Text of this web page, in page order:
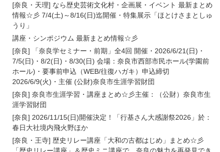
[奈良・天理] なら歴史芸術文化村・企画展・イベント 最新まとめ
情報☆彡 7/4(土)～8/16(日)迄開催・特集展示「ほとけさまとしゅ
うり」
講座・シンポジウム 最新まとめ情報☆彡
[奈良] 「奈良学セミナー・前期」全4回 開催・2026/6/21(日)・
7/5(日)・8/2(日)・8/30(日) 会場：奈良市西部市民ホール(学園前
ホール)・要事前申込（WEB/往復ハガキ）申込締切
2026/6/9(火)・主催 (公財)奈良市生涯学習財団
[奈良] 奈良市生涯学習・講座まとめ☆彡主催：（公財）奈良市生
涯学習財団
[奈良] 2026/11/15(日)開催決定！「行基さん大感謝祭2026」於：
春日大社境内飛火野ほか
[奈良・王寺] 歴史リレー講座「大和の古都はじめ」まとめ☆彡
「歴史リレー講座」＆歴史ミニ講座で、奈良の魅力を再発見でき